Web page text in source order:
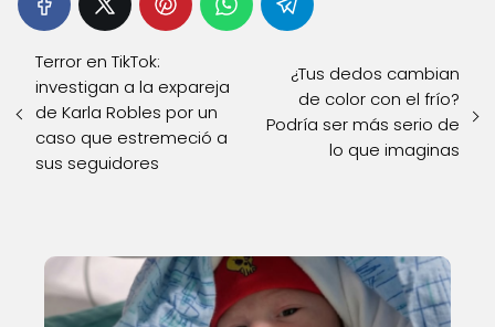
Terror en TikTok:
investigan a la expareja
de Karla Robles por un
caso que estremeció a
sus seguidores
¿Tus dedos cambian
de color con el frío?
Podría ser más serio de
lo que imaginas